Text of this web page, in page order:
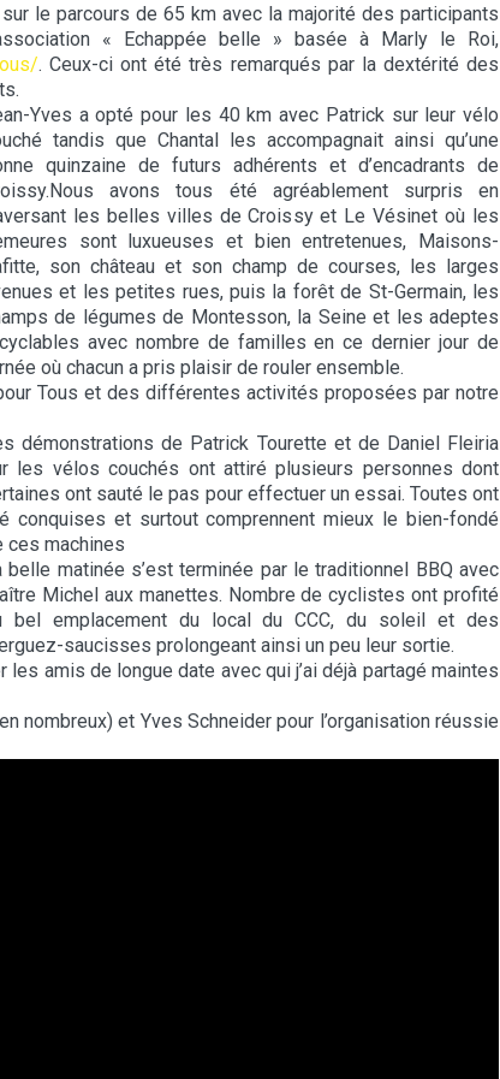
le parcours de 65 km avec la majorité des participants
« Echappée belle » basée à Marly le Roi,
. Ceux-ci ont été très remarqués par la dextérité des
Yves a opté pour les 40 km avec Patrick sur leur vélo
tandis que Chantal les accompagnait ainsi qu’une
quinzaine de futurs adhérents et d’encadrants de
avons tous été agréablement surpris en
les belles villes de Croissy et Le Vésinet où les
sont luxueuses et bien entretenues, Maisons-
son château et son champ de courses, les larges
et les petites rues, puis la forêt de St-Germain, les
de légumes de Montesson, la Seine et les adeptes
avec nombre de familles en ce dernier jour de
où chacun a pris plaisir de rouler ensemble.
Tous et des différentes activités proposées par notre
démonstrations de Patrick Tourette et de Daniel Fleiria
les vélos couchés ont attiré plusieurs personnes dont
ont sauté le pas pour effectuer un essai. Toutes ont
conquises et surtout comprennent mieux le bien-fondé
ces machines
belle matinée s’est terminée par le traditionnel BBQ avec
Michel aux manettes. Nombre de cyclistes ont profité
bel emplacement du local du CCC, du soleil et des
saucisses prolongeant ainsi un peu leur sortie.
amis de longue date avec qui j’ai déjà partagé maintes
nombreux) et Yves Schneider pour l’organisation réussie